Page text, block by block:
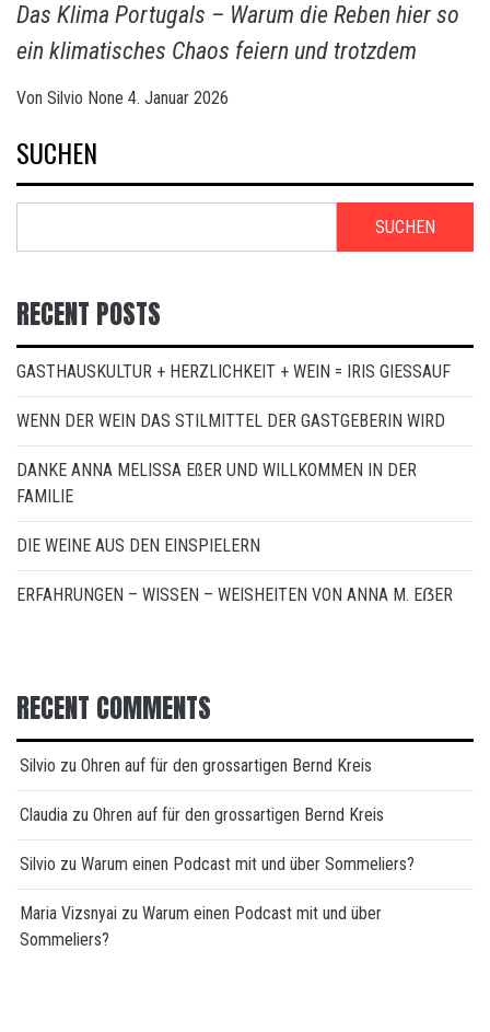
Das Klima Portugals – Warum die Reben hier so
ein klimatisches Chaos feiern und trotzdem
Von Silvio None 4. Januar 2026
SUCHEN
SUCHEN
RECENT POSTS
GASTHAUSKULTUR + HERZLICHKEIT + WEIN = IRIS GIESSAUF
WENN DER WEIN DAS STILMITTEL DER GASTGEBERIN WIRD
DANKE ANNA MELISSA EßER UND WILLKOMMEN IN DER
FAMILIE
DIE WEINE AUS DEN EINSPIELERN
ERFAHRUNGEN – WISSEN – WEISHEITEN VON ANNA M. EẞER
RECENT COMMENTS
Silvio zu Ohren auf für den grossartigen Bernd Kreis
Claudia zu Ohren auf für den grossartigen Bernd Kreis
Silvio zu Warum einen Podcast mit und über Sommeliers?
Maria Vizsnyai zu Warum einen Podcast mit und über
Sommeliers?